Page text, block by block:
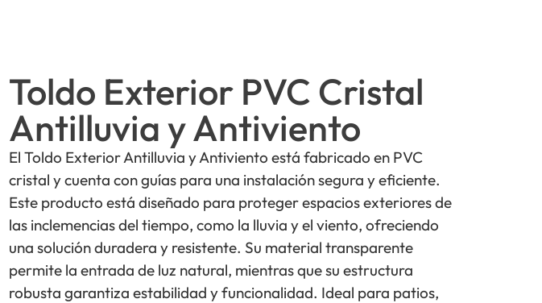
Toldo Exterior PVC Cristal
Antilluvia y Antiviento
El Toldo Exterior Antilluvia y Antiviento está fabricado en PVC
cristal y cuenta con guías para una instalación segura y eficiente.
Este producto está diseñado para proteger espacios exteriores de
las inclemencias del tiempo, como la lluvia y el viento, ofreciendo
una solución duradera y resistente. Su material transparente
permite la entrada de luz natural, mientras que su estructura
robusta garantiza estabilidad y funcionalidad. Ideal para patios,